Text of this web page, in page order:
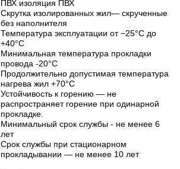
ПВХ изоляция ПВХ
Скрутка изолированных жил— скрученные
без наполнителя
Температура эксплуатации от −25°C до
+40°C
Минимальная температура прокладки
провода -20°C
Продолжительно допустимая температура
нагрева жил +70°C
Устойчивость к горению — не
распространяет горение при одинарной
прокладке.
Минимальный срок службы - не менее 6
лет
Срок службы при стационарном
прокладывании — не менее 10 лет